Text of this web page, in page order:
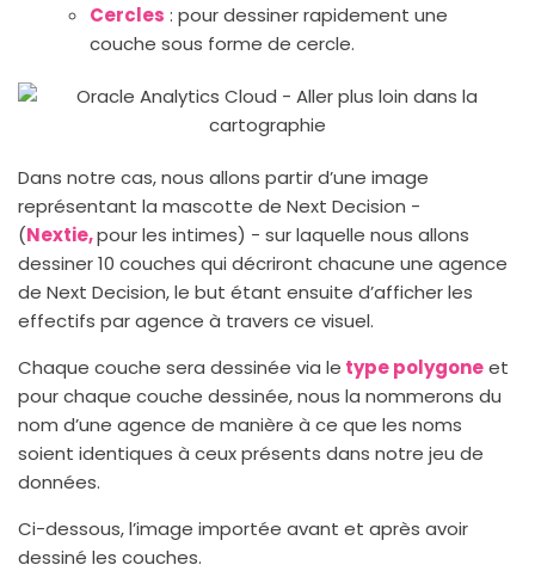
Cercles : pour dessiner rapidement une
couche sous forme de cercle.
Dans notre cas, nous allons partir d’une image
représentant la mascotte de Next Decision -
(Nextie,pour les intimes) - sur laquelle nous allons
dessiner 10 couches qui décriront chacune une agence
de Next Decision, le but étant ensuite d’afficher les
effectifs par agence à travers ce visuel.
Chaque couche sera dessinée via le type polygoneet
pour chaque couche dessinée, nous la nommerons du
nom d’une agence de manière à ce que les noms
soient identiques à ceux présents dans notre jeu de
données.
Ci-dessous, l’image importée avant et après avoir
dessiné les couches.